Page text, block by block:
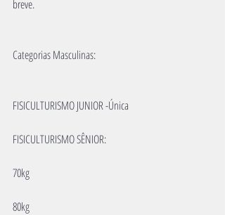
breve.
Categorias Masculinas:
FISICULTURISMO JUNIOR -Única
FISICULTURISMO SÊNIOR:
70kg
80kg